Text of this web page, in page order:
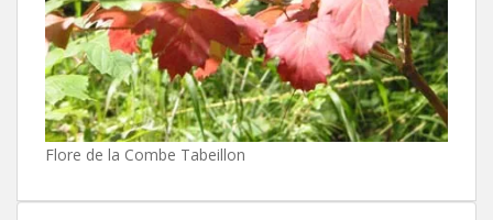
Flore de la Combe Tabeillon